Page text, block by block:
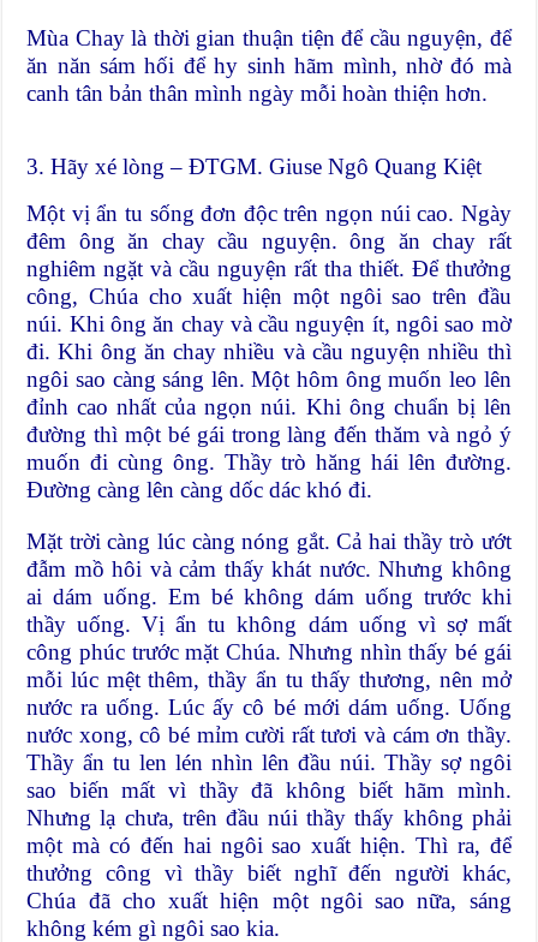
Mùa Chay là thời gian thuận tiện để cầu nguyện, để
ăn năn sám hối để hy sinh hãm mình, nhờ đó mà
canh tân bản thân mình ngày mỗi hoàn thiện hơn.
3. Hãy xé lòng – ĐTGM. Giuse Ngô Quang Kiệt
Một vị ẩn tu sống đơn độc trên ngọn núi cao. Ngày
đêm ông ăn chay cầu nguyện. ông ăn chay rất
nghiêm ngặt và cầu nguyện rất tha thiết. Để thưởng
công, Chúa cho xuất hiện một ngôi sao trên đầu
núi. Khi ông ăn chay và cầu nguyện ít, ngôi sao mờ
đi. Khi ông ăn chay nhiều và cầu nguyện nhiều thì
ngôi sao càng sáng lên. Một hôm ông muốn leo lên
đỉnh cao nhất của ngọn núi. Khi ông chuẩn bị lên
đường thì một bé gái trong làng đến thăm và ngỏ ý
muốn đi cùng ông. Thầy trò hăng hái lên đường.
Đường càng lên càng dốc dác khó đi.
Mặt trời càng lúc càng nóng gắt. Cả hai thầy trò ướt
đẫm mồ hôi và cảm thấy khát nước. Nhưng không
ai dám uống. Em bé không dám uống trước khi
thầy uống. Vị ẩn tu không dám uống vì sợ mất
công phúc trước mặt Chúa. Nhưng nhìn thấy bé gái
mỗi lúc mệt thêm, thầy ẩn tu thấy thương, nên mở
nước ra uống. Lúc ấy cô bé mới dám uống. Uống
nước xong, cô bé mỉm cười rất tươi và cám ơn thầy.
Thầy ẩn tu len lén nhìn lên đầu núi. Thầy sợ ngôi
sao biến mất vì thầy đã không biết hãm mình.
Nhưng lạ chưa, trên đầu núi thầy thấy không phải
một mà có đến hai ngôi sao xuất hiện. Thì ra, để
thưởng công vì thầy biết nghĩ đến người khác,
Chúa đã cho xuất hiện một ngôi sao nữa, sáng
không kém gì ngôi sao kia.